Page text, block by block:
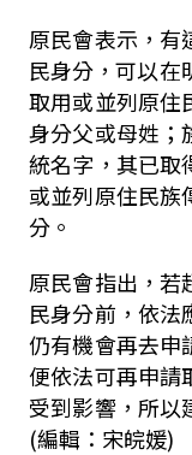
原民會表示，有
民身分，可以在
取用或並列原住
身分父或母姓；
統名字，其已取
或並列原住民族
分。
原民會指出，若
民身分前，依
仍有機會再去申
便依法可再申請
受到影響，所以
(編輯：宋皖媛)